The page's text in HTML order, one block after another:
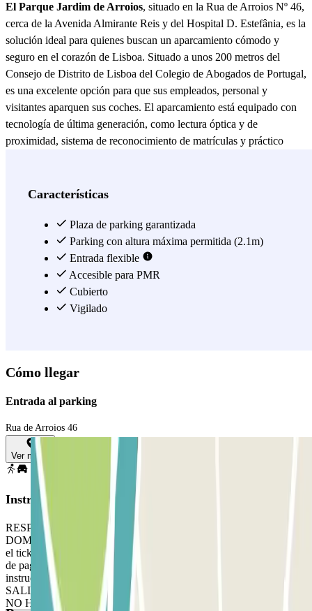
El Parque Jardim de Arroios, situado en la Rua de Arroios Nº 46,
cerca de la Avenida Almirante Reis y del Hospital D. Estefânia, es la
solución ideal para quienes buscan un aparcamiento cómodo y
seguro en el corazón de Lisboa. Situado a unos 200 metros del
Consejo de Distrito de Lisboa del Colegio de Abogados de Portugal,
es una excelente opción para que sus empleados, personal y
visitantes aparquen sus coches. El aparcamiento está equipado con
tecnología de última generación, como lectura óptica y de
proximidad, sistema de reconocimiento de matrículas y práctico
tiempo para lo que realmente importa. Para complementar nuestros
coches, para que puedas cuidar tu vehículo, así como estaciones de
recarga eléctrica. El aparcamiento dispone de dos accesos
peatonales, uno de ellos con dos ascensores, con acceso directo a la
Rua de Arroios y a la Rua Frei Francisco Foreiro.
Ver más
Características
Plaza de parking garantizada
Parking con altura máxima permitida (2.1m)
Entrada flexible
Accesible para PMR
Cubierto
Vigilado
Cómo llegar
Entrada al parking
Rua de Arroios 46
Ver mapa
Instrucciones
RESPETEN EL HORARIO DEL PARKING: DE LUNES A
DOMINGO A 7H A 22H A TU LLEGADA: entra al parking, saca
el ticket de rotación y haz la validación del multidia en las máquinas
de pago o en la cabina de control PARA SALIR: sigue las
instrucciones del personal. SI TU PASE PERMITE ENTRADAS Y
SALIDAS ILIMITADAS: utiliza el ticket que te dio el personal. SI
NO HAY PESONAL: usa el interfono